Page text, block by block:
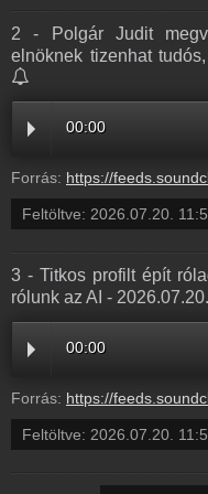
2 - Polgár Judit
elnöknek tizenhat
00:00
Forrás: https://feeds.soundcloud.com/stream/2364256448-radio1hungary-2-polgar-judit-
Feltöltve: 2026.07.20.
3 - Titkos profilt épít
rólunk az AI - 2026.07.20.
00:00
Forrás: https://feeds.soundcloud.com/stream/2364256445-radio1hungary-3-
Feltöltve: 2026.07.20.